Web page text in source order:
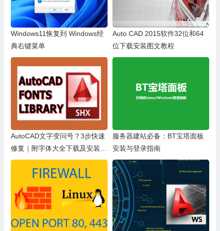
Windows11恢复到 Windows经
典右键菜单
Auto CAD 2015软件32位和64
位下载安装图文教程
AutoCAD文字变问号？3步快速
修复｜附字体大全下载及安装教
程
服务器建站必备：BT宝塔面板
安装与登录指南